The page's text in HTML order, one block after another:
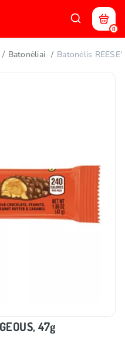
0
Batonėliai Batonėlis
47g